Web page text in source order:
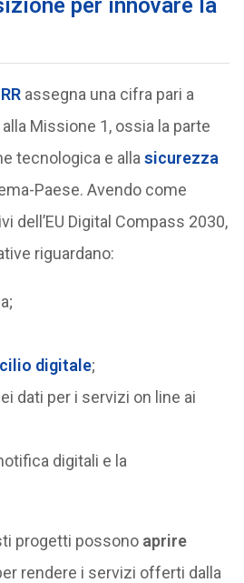
per innovare la
assegna una cifra pari a
Missione 1, ossia la parte
tecnologica e alla sicurezza
Paese. Avendo come
dell’EU Digital Compass 2030,
riguardano:
digitale;
dati per i servizi on line ai
digitali e la
progetti possono aprire
rendere i servizi offerti dalla